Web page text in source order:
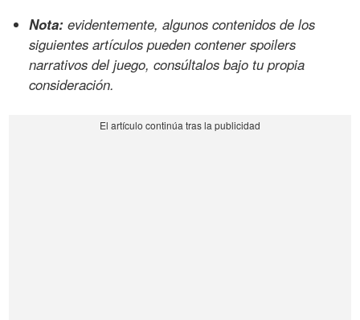
Nota: evidentemente, algunos contenidos de los
siguientes artículos pueden contener spoilers
narrativos del juego, consúltalos bajo tu propia
consideración.